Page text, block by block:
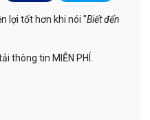
lợi tốt hơn khi nói "Biết đến
thông tin MIỄN PHÍ.